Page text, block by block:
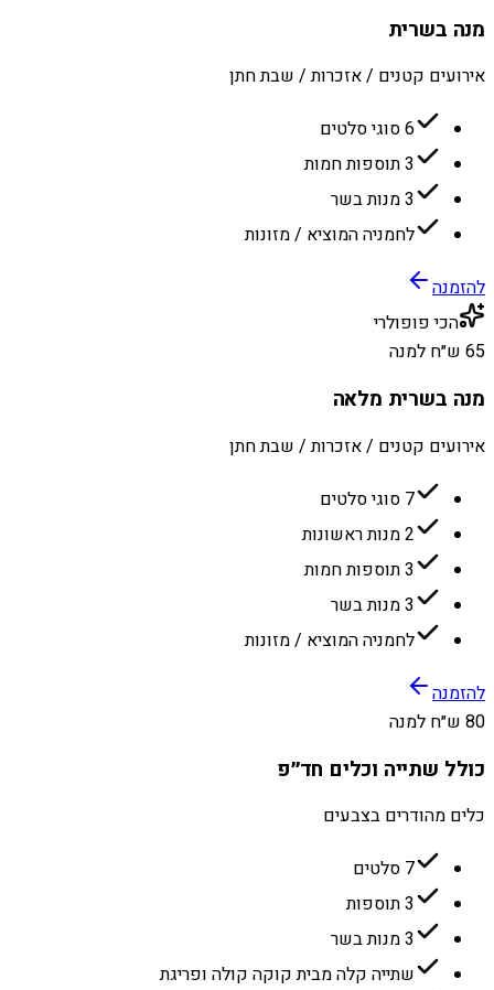
מנה בשרית
אירועים קטנים / אזכרות / שבת חתן
6 סוגי סלטים
3 תוספות חמות
3 מנות בשר
לחמניה המוציא / מזונות
להזמנה
הכי פופולרי
65 ש״ח למנה
מנה בשרית מלאה
אירועים קטנים / אזכרות / שבת חתן
7 סוגי סלטים
2 מנות ראשונות
3 תוספות חמות
3 מנות בשר
לחמניה המוציא / מזונות
להזמנה
80 ש״ח למנה
כולל שתייה וכלים חד״פ
כלים מהודרים בצבעים
7 סלטים
3 תוספות
3 מנות בשר
שתייה קלה מבית קוקה קולה ופריגת